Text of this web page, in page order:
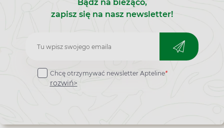
Bądź na bieżąco,
zapisz się na nasz newsletter!
Zapisz
do
newslettera
Chcę otrzymywać newsletter Apteline*
rozwiń>